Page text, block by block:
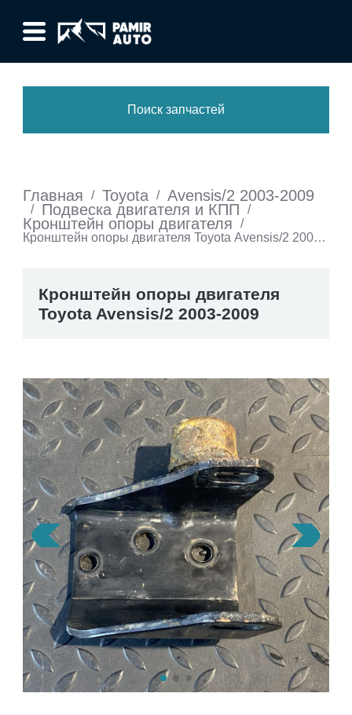
Поиск запчастей
Главная / Toyota / Avensis/2 2003-2009
/ Подвеска двигателя и КПП /
Кронштейн опоры двигателя
/
Кронштейн опоры двигателя Toyota Avensis/2 2003-
Кронштейн опоры двигателя
Toyota Avensis/2 2003-2009